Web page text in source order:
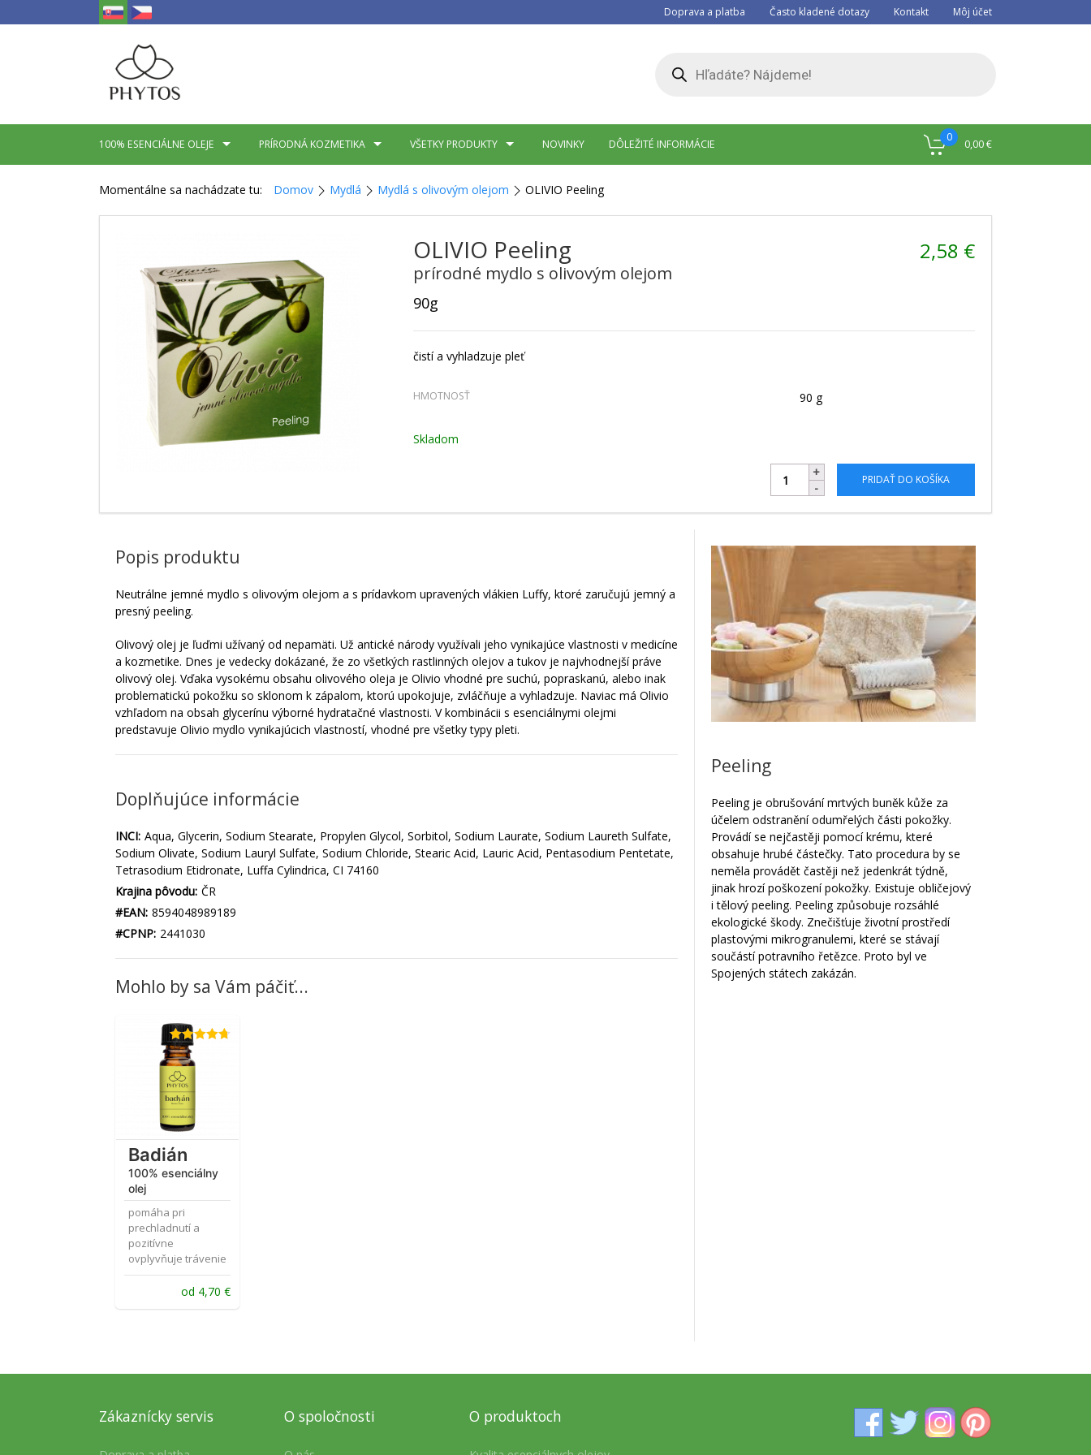
Doprava a platba Často kladené dotazy Kontakt Môj účet
search
100% ESENCIÁLNE OLEJE PRÍRODNÁ KOZMETIKA VŠETKY PRODUKTY NOVINKY DÔLEŽITÉ INFORMÁCIE
0
0,00€
Momentálne sa nachádzate tu: Domov Mydlá Mydlá s olivovým olejom OLIVIO Peeling
OLIVIO Peeling
prírodné mydlo s olivovým olejom
90g
čistí a vyhladzuje pleť
HMOTNOSŤ 90 g
2,58 €
Skladom
PRIDAŤ DO KOŠÍKA
Popis produktu
Neutrálne jemné mydlo s olivovým olejom a s prídavkom upravených vlákien Luffy, ktoré zaručujú jemný a
presný peeling.
Olivový olej je ľuďmi užívaný od nepamäti. Už antické národy využívali jeho vynikajúce vlastnosti v medicíne
a kozmetike. Dnes je vedecky dokázané, že zo všetkých rastlinných olejov a tukov je najvhodnejší práve
olivový olej. Vďaka vysokému obsahu olivového oleja je Olivio vhodné pre suchú, popraskanú, alebo inak
problematickú pokožku so sklonom k zápalom, ktorú upokojuje, zvláčňuje a vyhladzuje. Naviac má Olivio
vzhľadom na obsah glycerínu výborné hydratačné vlastnosti. V kombinácii s esenciálnymi olejmi
predstavuje Olivio mydlo vynikajúcich vlastností, vhodné pre všetky typy pleti.
Doplňujúce informácie
INCI: Aqua, Glycerin, Sodium Stearate, Propylen Glycol, Sorbitol, Sodium Laurate, Sodium Laureth Sulfate,
Sodium Olivate, Sodium Lauryl Sulfate, Sodium Chloride, Stearic Acid, Lauric Acid, Pentasodium Pentetate,
Tetrasodium Etidronate, Luffa Cylindrica, CI 74160
Krajina pôvodu: ČR
#EAN: 8594048989189
#CPNP: 2441030
Mohlo by sa Vám páčiť...
Badián
100% esenciálny
olej
pomáha pri
prechladnutí a
pozitívne
ovplyvňuje trávenie
Hodnotenie
4.71z 5
od 4,70€
Peeling
Peeling je obrušování mrtvých buněk kůže za
účelem odstranění odumřelých části pokožky.
Provádí se nejčastěji pomocí krému, které
obsahuje hrubé částečky. Tato procedura by se
neměla provádět častěji než jedenkrát týdně,
jinak hrozí poškození pokožky. Existuje obličejový
i tělový peeling. Peeling způsobuje rozsáhlé
ekologické škody. Znečišťuje životní prostředí
plastovými mikrogranulemi, které se stávají
součástí potravního řetězce. Proto byl ve
Spojených státech zakázán.
Zákaznícky servis O spoločnosti O produktoch